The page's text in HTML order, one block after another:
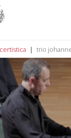
trio